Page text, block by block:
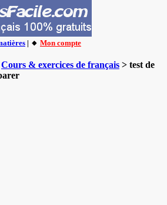
| 🔸 Mon compte
Cours & exercices de français > test de